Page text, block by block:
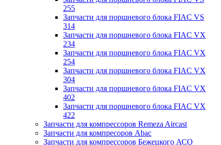
255
Запчасти для поршневого блока FIAC VS
314
Запчасти для поршневого блока FIAC VX
234
Запчасти для поршневого блока FIAC VX
254
Запчасти для поршневого блока FIAC VX
304
Запчасти для поршневого блока FIAC VX
402
Запчасти для поршневого блока FIAC VX
422
Запчасти для компрессоров Remeza Aircast
Запчасти для компресоров Abac
Запчасти для компрессоров Бежецкого АСО